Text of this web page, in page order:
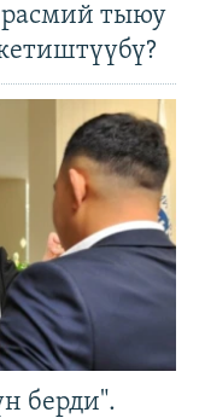
расмий тыюу
берди".